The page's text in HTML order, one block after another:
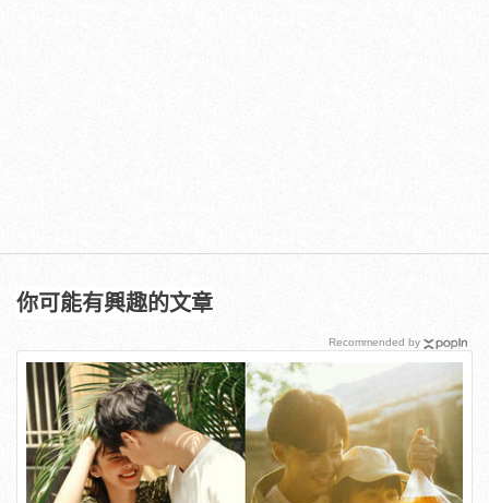
你可能有興趣的文章
Recommended by